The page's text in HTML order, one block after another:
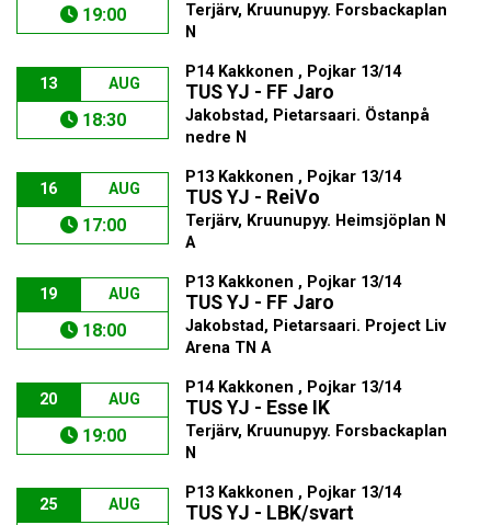
19:00
Terjärv, Kruunupyy. Forsbackaplan
N
13 AUG
18:30
P14 Kakkonen , Pojkar 13/14
TUS YJ - FF Jaro
Jakobstad, Pietarsaari. Östanpå
nedre N
16 AUG
17:00
P13 Kakkonen , Pojkar 13/14
TUS YJ - ReiVo
Terjärv, Kruunupyy. Heimsjöplan N
A
19 AUG
18:00
P13 Kakkonen , Pojkar 13/14
TUS YJ - FF Jaro
Jakobstad, Pietarsaari. Project Liv
Arena TN A
20 AUG
19:00
P14 Kakkonen , Pojkar 13/14
TUS YJ - Esse IK
Terjärv, Kruunupyy. Forsbackaplan
N
25 AUG
P13 Kakkonen , Pojkar 13/14
TUS YJ - LBK/svart